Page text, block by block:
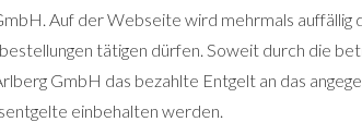
Auf der Webseite wird mehrmals auffällig
tätigen dürfen. Soweit durch die
GmbH das bezahlte Entgelt an das
einbehalten werden.